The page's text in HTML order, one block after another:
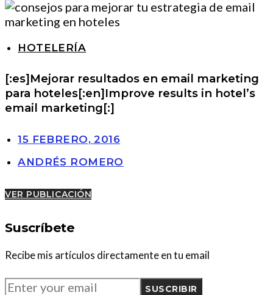
HOTELERÍA
[:es]Mejorar resultados en email marketing
para hoteles[:en]Improve results in hotel’s
email marketing[:]
15 FEBRERO, 2016
ANDRÉS ROMERO
VER PUBLICACIÓN
Suscríbete
Recibe mis artículos directamente en tu email
SUSCRIBIR